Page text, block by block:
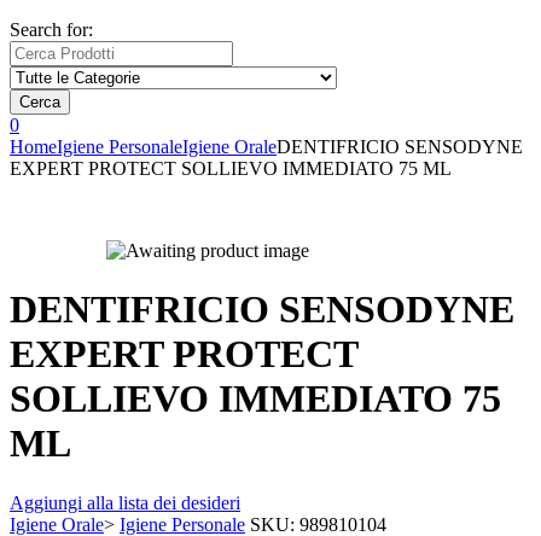
Search for:
Cerca
0
HomeIgiene PersonaleIgiene OraleDENTIFRICIO SENSODYNE
EXPERT PROTECT SOLLIEVO IMMEDIATO 75 ML
DENTIFRICIO SENSODYNE
EXPERT PROTECT
SOLLIEVO IMMEDIATO 75
ML
Aggiungi alla lista dei desideri
Igiene Orale> Igiene Personale SKU: 989810104